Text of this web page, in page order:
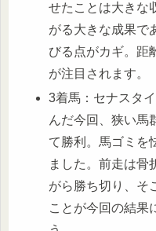
せたことは大きな
がる大きな成果で
びる点がカギ。距
が注目されます。
3着馬：セナスタ
んだ今回、狭い馬
て勝利。馬ゴミを
ました。前走は骨
がら勝ち切り、そ
ことが今回の結果